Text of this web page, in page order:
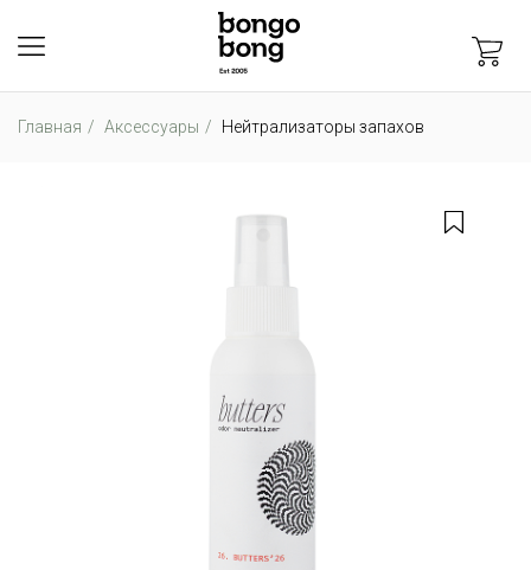
Главная Аксессуары Нейтрализаторы запахов